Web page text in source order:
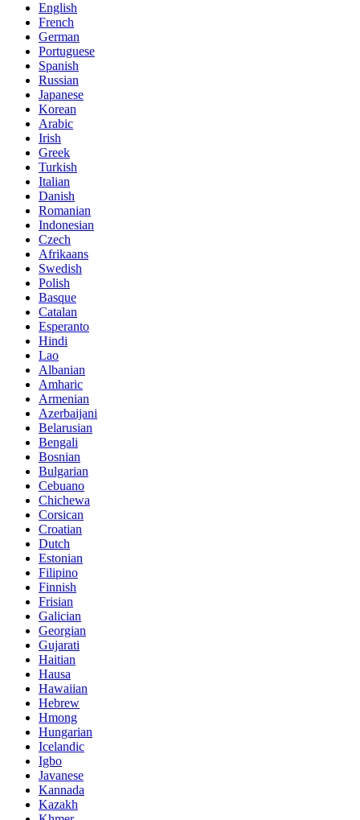
English
French
German
Portuguese
Spanish
Russian
Japanese
Korean
Arabic
Irish
Greek
Turkish
Italian
Danish
Romanian
Indonesian
Czech
Afrikaans
Swedish
Polish
Basque
Catalan
Esperanto
Hindi
Lao
Albanian
Amharic
Armenian
Azerbaijani
Belarusian
Bengali
Bosnian
Bulgarian
Cebuano
Chichewa
Corsican
Croatian
Dutch
Estonian
Filipino
Finnish
Frisian
Galician
Georgian
Gujarati
Haitian
Hausa
Hawaiian
Hebrew
Hmong
Hungarian
Icelandic
Igbo
Javanese
Kannada
Kazakh